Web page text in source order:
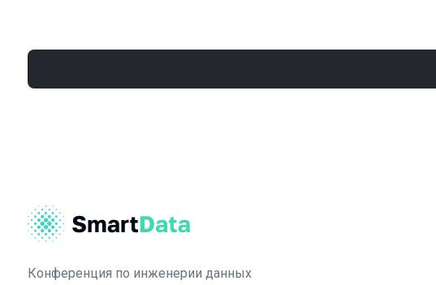
Конференция по инженерии данных